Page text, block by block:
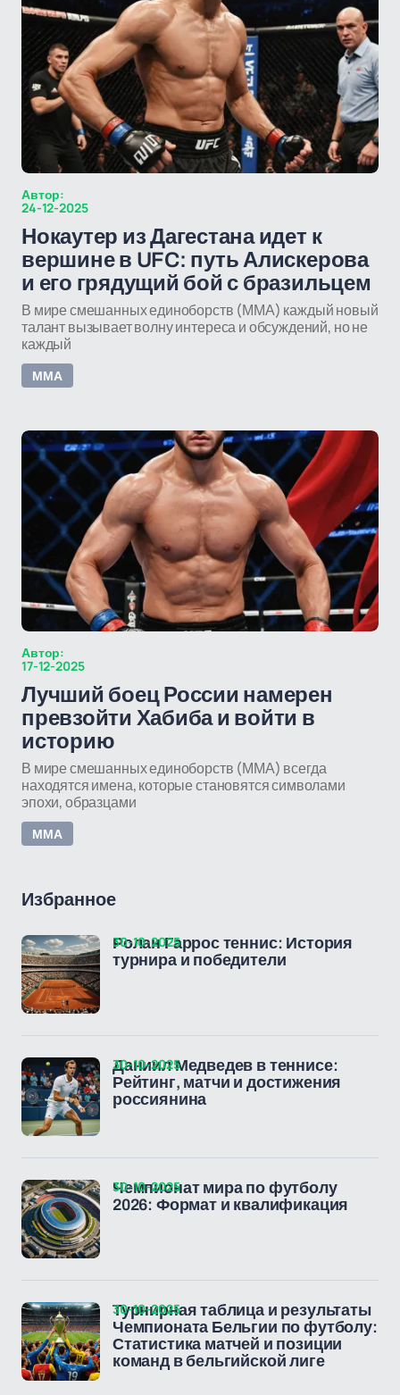
Автор:
24-12-2025
Нокаутер из Дагестана идет к
вершине в UFC: путь Алискерова
и его грядущий бой с бразильцем
В мире смешанных единоборств (ММА) каждый новый
талант вызывает волну интереса и обсуждений, но не
каждый
ММА
Автор:
17-12-2025
Лучший боец России намерен
превзойти Хабиба и войти в
историю
В мире смешанных единоборств (ММА) всегда
находятся имена, которые становятся символами
эпохи, образцами
ММА
Избранное
Ролан Гаррос теннис: История
турнира и победители
30-10-2025
Даниил Медведев в теннисе:
Рейтинг, матчи и достижения
россиянина
30-10-2025
Чемпионат мира по футболу
2026: Формат и квалификация
30-10-2025
Турнирная таблица и результаты
Чемпионата Бельгии по футболу:
Статистика матчей и позиции
команд в бельгийской лиге
30-10-2025